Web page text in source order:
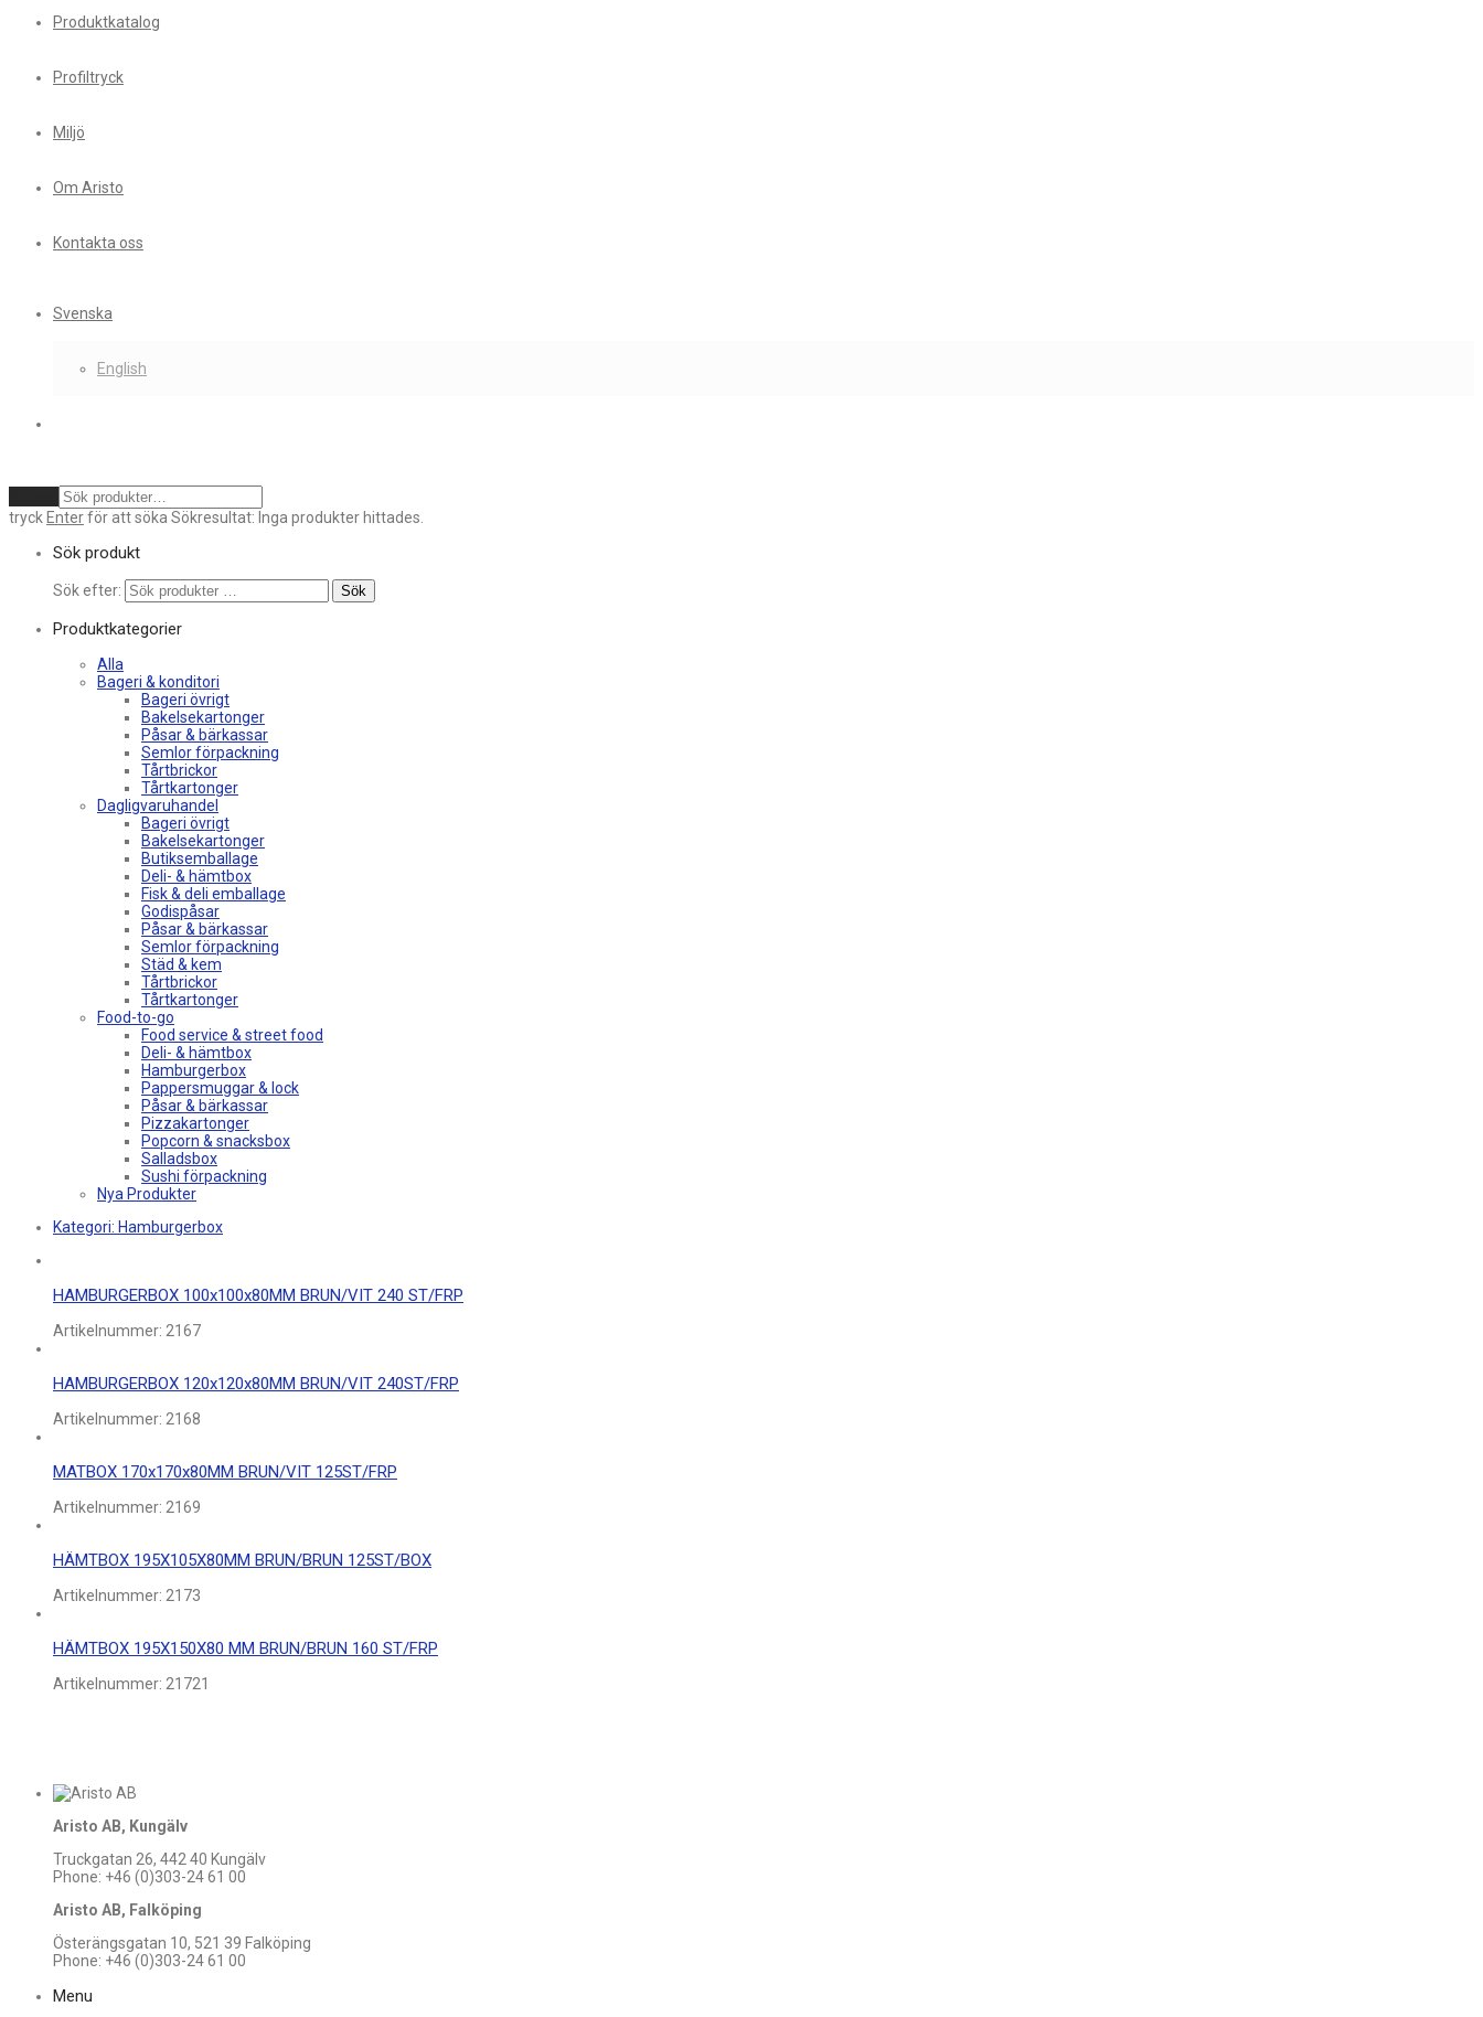
Produktkatalog
Profiltryck
Miljö
Om Aristo
Kontakta oss
Svenska
English
tryck Enterför att söka Sökresultat: Inga produkter hittades.
Sök produkt
Sök efter: Sök
Produktkategorier
Alla
Bageri & konditori
Bageri övrigt
Bakelsekartonger
Påsar & bärkassar
Semlor förpackning
Tårtbrickor
Tårtkartonger
Dagligvaruhandel
Bageri övrigt
Bakelsekartonger
Butiksemballage
Deli- & hämtbox
Fisk & deli emballage
Godispåsar
Påsar & bärkassar
Semlor förpackning
Städ & kem
Tårtbrickor
Tårtkartonger
Food-to-go
Food service & street food
Deli- & hämtbox
Hamburgerbox
Pappersmuggar & lock
Påsar & bärkassar
Pizzakartonger
Popcorn & snacksbox
Salladsbox
Sushi förpackning
Nya Produkter
Kategori: Hamburgerbox
HAMBURGERBOX 100x100x80MM BRUN/VIT 240 ST/FRP
Artikelnummer: 2167
HAMBURGERBOX 120x120x80MM BRUN/VIT 240ST/FRP
Artikelnummer: 2168
MATBOX 170x170x80MM BRUN/VIT 125ST/FRP
Artikelnummer: 2169
HÄMTBOX 195X105X80MM BRUN/BRUN 125ST/BOX
Artikelnummer: 2173
HÄMTBOX 195X150X80 MM BRUN/BRUN 160 ST/FRP
Artikelnummer: 21721
Aristo AB, Kungälv
Truckgatan 26, 442 40 Kungälv
Phone: +46 (0)303-24 61 00
Aristo AB, Falköping
Österängsgatan 10, 521 39 Falköping
Phone: +46 (0)303-24 61 00
Menu